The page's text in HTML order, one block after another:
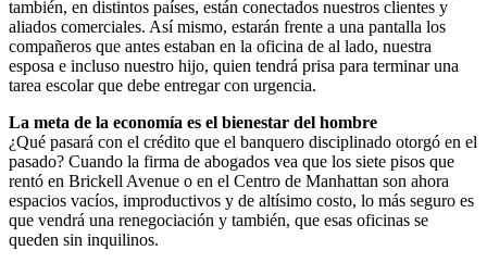
también, en distintos países, están conectados nuestros clientes y
aliados comerciales. Así mismo, estarán frente a una pantalla los
compañeros que antes estaban en la oficina de al lado, nuestra
esposa e incluso nuestro hijo, quien tendrá prisa para terminar una
tarea escolar que debe entregar con urgencia.
La meta de la economía es el bienestar del hombre
¿Qué pasará con el crédito que el banquero disciplinado otorgó en el
pasado? Cuando la firma de abogados vea que los siete pisos que
rentó en Brickell Avenue o en el Centro de Manhattan son ahora
espacios vacíos, improductivos y de altísimo costo, lo más seguro es
que vendrá una renegociación y también, que esas oficinas se
queden sin inquilinos.